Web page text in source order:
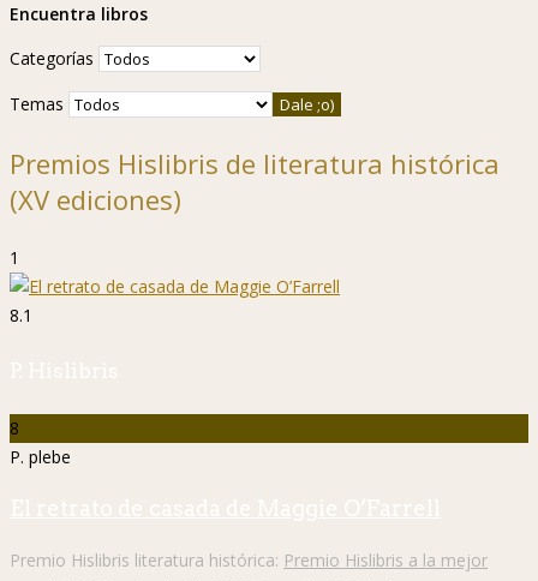
Encuentra libros
Categorías
Temas
Premios Hislibris de literatura histórica
(XV ediciones)
1
8.1
P. Hislibris
8
P. plebe
El retrato de casada de Maggie O’Farrell
Premio Hislibris literatura histórica: Premio Hislibris a la mejor